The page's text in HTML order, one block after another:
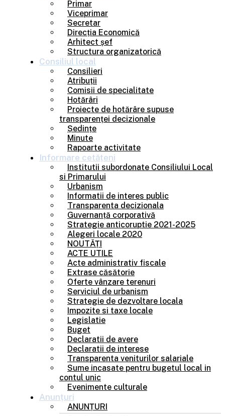
Primar
Viceprimar
Secretar
Direcția Economică
Arhitect șef
Structura organizatorică
Consiliul local
Consilieri
Atribuții
Comisii de specialitate
Hotărâri
Proiecte de hotărâre supuse
transparenței decizionale
Ședințe
Minute
Rapoarte activitate
Informare cetățeni
Institutii subordonate Consiliului Local
si Primarului
Urbanism
Informatii de interes public
Transparenta decizionala
Guvernanță corporativă
Strategie anticoruptie 2021-2025
Alegeri locale 2020
NOUTĂȚI
ACTE UTILE
Acte administrativ fiscale
Extrase căsătorie
Oferte vânzare terenuri
Serviciul de urbanism
Strategie de dezvoltare locala
Impozite si taxe locale
Legislatie
Buget
Declaratii de avere
Declaratii de interese
Transparenta veniturilor salariale
Sume incasate pentru bugetul local in
contul unic
Evenimente culturale
Anunțuri
ANUNȚURI